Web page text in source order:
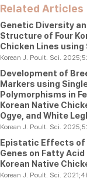
Related Articles
Genetic Diversity
Structure of Four
Chicken Lines using
Korean J. Poult. Sci.
Development of
Markers using
Polymorphisms in
Korean Native
Ogye, and White
Korean J. Poult. Sci.
Epistatic Effects of
Genes on Fatty
Korean Native
Korean J. Poult. Sci.